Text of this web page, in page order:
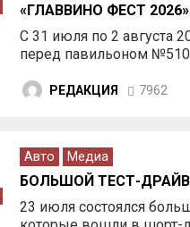
«ГЛАВВИНО ФЕСТ
С 31 июля по 2 августа
перед павильоном
РЕДАКЦИЯ 7962
Авто Медиа
БОЛЬШОЙ ТЕСТ-
23 июля состоялся